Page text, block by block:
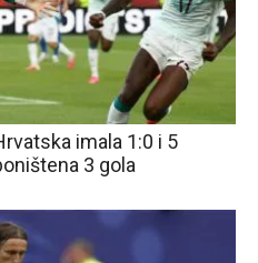
imala 1:0 i 5
3 gola